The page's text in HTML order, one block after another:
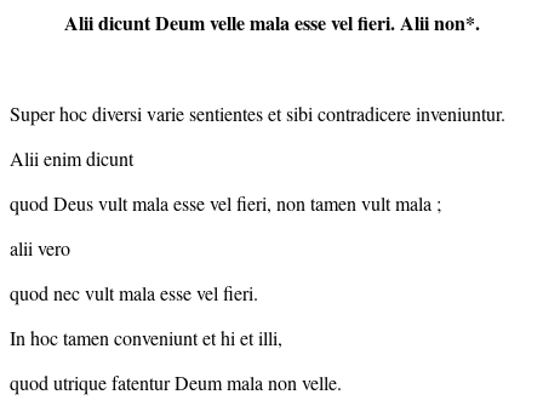
Alii dicunt Deum velle mala esse vel fieri. Alii non*.
Super hoc diversi varie sentientes et sibi contradicere inveniuntur.
Alii enim dicunt
quod Deus vult mala esse vel fieri, non tamen vult mala ;
alii vero
quod nec vult mala esse vel fieri.
In hoc tamen conveniunt et hi et illi,
quod utrique fatentur Deum mala non velle.